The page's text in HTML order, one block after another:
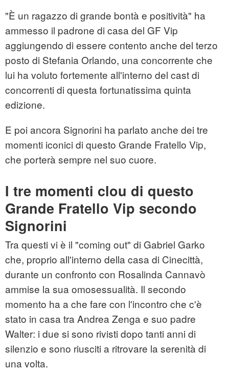
"È un ragazzo di grande bontà e positività" ha
ammesso il padrone di casa del GF Vip
aggiungendo di essere contento anche del terzo
posto di Stefania Orlando, una concorrente che
lui ha voluto fortemente all'interno del cast di
concorrenti di questa fortunatissima quinta
edizione.
E poi ancora Signorini ha parlato anche dei tre
momenti iconici di questo Grande Fratello Vip,
che porterà sempre nel suo cuore.
I tre momenti clou di questo
Grande Fratello Vip secondo
Signorini
Tra questi vi è il "coming out" di Gabriel Garko
che, proprio all'interno della casa di Cinecittà,
durante un confronto con Rosalinda Cannavò
ammise la sua omosessualità. Il secondo
momento ha a che fare con l'incontro che c'è
stato in casa tra Andrea Zenga e suo padre
Walter: i due si sono rivisti dopo tanti anni di
silenzio e sono riusciti a ritrovare la serenità di
una volta.